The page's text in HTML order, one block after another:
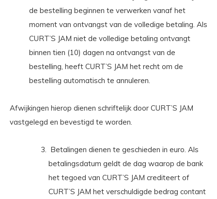
de bestelling beginnen te verwerken vanaf het
moment van ontvangst van de volledige betaling. Als
CURT’S JAM niet de volledige betaling ontvangt
binnen tien (10) dagen na ontvangst van de
bestelling, heeft CURT’S JAM het recht om de
bestelling automatisch te annuleren.
Afwijkingen hierop dienen schriftelijk door CURT’S JAM
vastgelegd en bevestigd te worden.
Betalingen dienen te geschieden in euro. Als
betalingsdatum geldt de dag waarop de bank
het tegoed van CURT’S JAM crediteert of
CURT’S JAM het verschuldigde bedrag contant